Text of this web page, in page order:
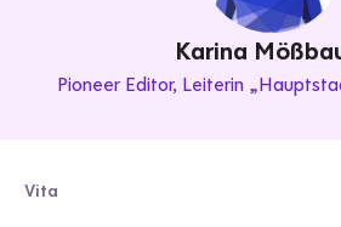
Karina
Pioneer Editor Leiterin
Vita